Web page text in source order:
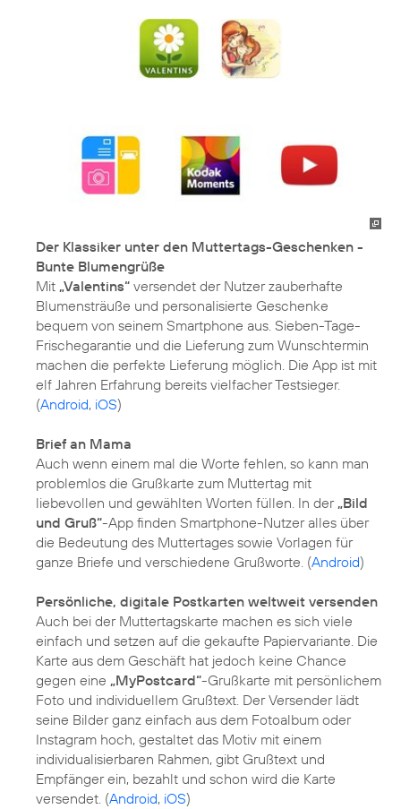
Der Klassiker unter den Muttertags-Geschenken -
Bunte Blumengrüße
Mit „Valentins“ versendet der Nutzer zauberhafte
Blumensträuße und personalisierte Geschenke
bequem von seinem Smartphone aus. Sieben-Tage-
Frischegarantie und die Lieferung zum Wunschtermin
machen die perfekte Lieferung möglich. Die App ist mit
elf Jahren Erfahrung bereits vielfacher Testsieger.
(Android, iOS)
Brief an Mama
Auch wenn einem mal die Worte fehlen, so kann man
problemlos die Grußkarte zum Muttertag mit
liebevollen und gewählten Worten füllen. In der„Bild
und Gruß“-App finden Smartphone-Nutzer alles über
die Bedeutung des Muttertages sowie Vorlagen für
ganze Briefe und verschiedene Grußworte. (Android)
Persönliche, digitale Postkarten weltweit versenden
Auch bei der Muttertagskarte machen es sich viele
einfach und setzen auf die gekaufte Papiervariante. Die
Karte aus dem Geschäft hat jedoch keine Chance
gegen eine „MyPostcard“-Grußkarte mit persönlichem
Foto und individuellem Grußtext. Der Versender lädt
seine Bilder ganz einfach aus dem Fotoalbum oder
Instagram hoch, gestaltet das Motiv mit einem
individualisierbaren Rahmen, gibt Grußtext und
Empfänger ein, bezahlt und schon wird die Karte
versendet. (Android, iOS)